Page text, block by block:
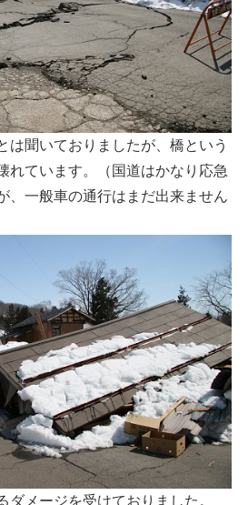
は聞いておりましたが、橋という
れています。（国道はかなり応急
、一般車の通行はまだ出来ません
ダメージを受けておりました。